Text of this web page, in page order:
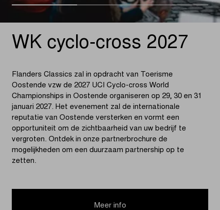
WK cyclo-cross 2027
Flanders Classics zal in opdracht van Toerisme
Oostende vzw de 2027 UCI Cyclo-cross World
Championships in Oostende organiseren op 29, 30 en 31
januari 2027. Het evenement zal de internationale
reputatie van Oostende versterken en vormt een
opportuniteit om de zichtbaarheid van uw bedrijf te
vergroten. Ontdek in onze partnerbrochure de
mogelijkheden om een duurzaam partnership op te
zetten.
Meer info